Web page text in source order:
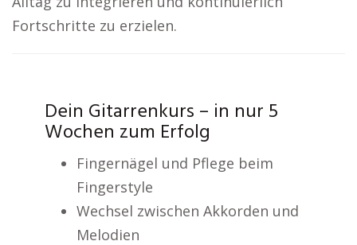
Fortschritte zu erzielen.
Dein Gitarrenkurs – in nur 5
Wochen zum Erfolg
Fingernägel und Pflege beim
Fingerstyle
Wechsel zwischen Akkorden und
Melodien